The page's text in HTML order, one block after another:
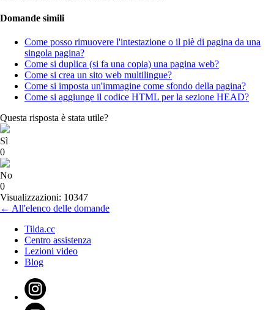
Domande simili
Come posso rimuovere l'intestazione o il piè di pagina da una
singola pagina?
Come si duplica (si fa una copia) una pagina web?
Come si crea un sito web multilingue?
Come si imposta un'immagine come sfondo della pagina?
Come si aggiunge il codice HTML per la sezione HEAD?
Questa risposta è stata utile?
Sì
0
No
0
Visualizzazioni: 10347
← All'elenco delle domande
Tilda.cc
Centro assistenza
Lezioni video
Blog